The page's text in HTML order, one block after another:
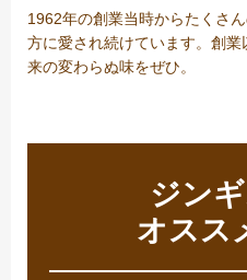
1962年の創業当時からたくさ
方に愛され続けています。創業
来の変わらぬ味をぜひ。
ジン
オスス